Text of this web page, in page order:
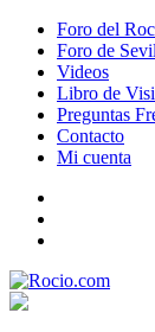
Foro del
Foro de
Videos
Libro de
Preguntas
Contacto
Mi cuenta